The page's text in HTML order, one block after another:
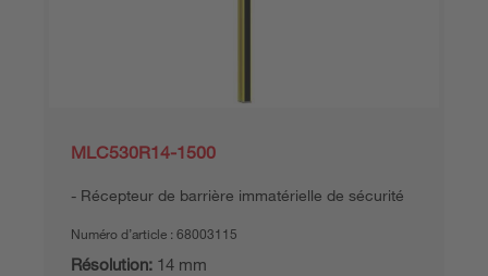
MLC530R14-1500
Récepteur de barrière immatérielle de sécurité
Numéro d’article : 68003115
Résolution: 14 mm